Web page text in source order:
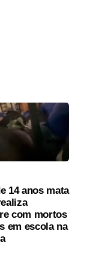
14 anos mata
com mortos
em escola na